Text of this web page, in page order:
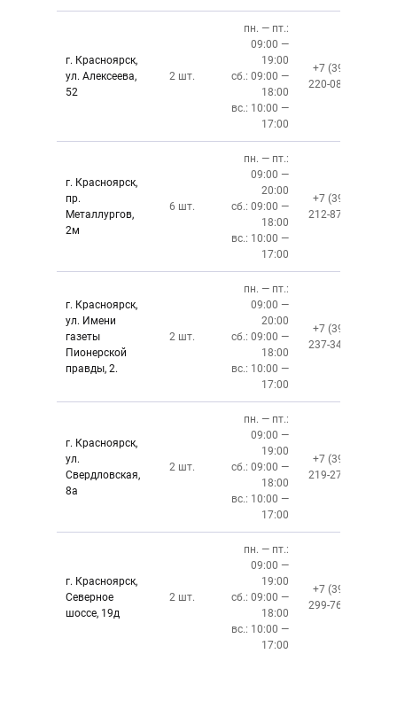
г. Красноярск,
ул. Алексеева,
52
2 шт.
пн. — пт.:
09:00 —
19:00
сб.: 09:00 —
18:00
вс.: 10:00 —
17:00
+7 (391)
220-08-02
г. Красноярск,
пр.
Металлургов,
2м
6 шт.
пн. — пт.:
09:00 —
20:00
сб.: 09:00 —
18:00
вс.: 10:00 —
17:00
+7 (391)
212-87-27
г. Красноярск,
ул. Имени
газеты
Пионерской
правды, 2.
2 шт.
пн. — пт.:
09:00 —
20:00
сб.: 09:00 —
18:00
вс.: 10:00 —
17:00
+7 (391)
237-34-34
г. Красноярск,
ул.
Свердловская,
8а
2 шт.
пн. — пт.:
09:00 —
19:00
сб.: 09:00 —
18:00
вс.: 10:00 —
17:00
+7 (391)
219-27-50
г. Красноярск,
Северное
шоссе, 19д
2 шт.
пн. — пт.:
09:00 —
19:00
сб.: 09:00 —
18:00
вс.: 10:00 —
17:00
+7 (391)
299-76-06